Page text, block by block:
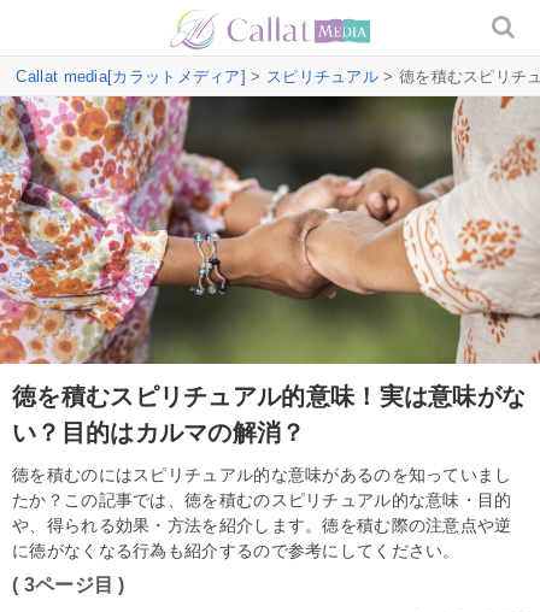
Callat media[カラットメディア] > スピリチュアル > 徳を積むスピリチ
徳を積むスピリチュアル的意味！実は意味がな
い？目的はカルマの解消？
徳を積むのにはスピリチュアル的な意味があるのを知っていまし
たか？この記事では、徳を積むのスピリチュアル的な意味・目的
や、得られる効果・方法を紹介します。徳を積む際の注意点や逆
に徳がなくなる行為も紹介するので参考にしてください。
( 3ページ目 )